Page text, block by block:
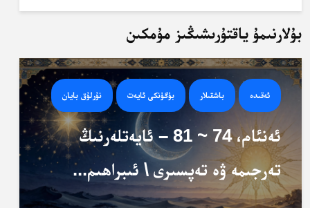
بۇلارنىمۇ ياقتۇرىشىڭىز مۇمكىن
ئەقىدە باشقىلار بۈگۈنكى ئايەت نۇرلۇق بايان
ئەنئام، 74 ~ 81 – ئايەتلەرنىڭ
تەرجىمە ۋە تەپسىرى \ ئىبراھىم...